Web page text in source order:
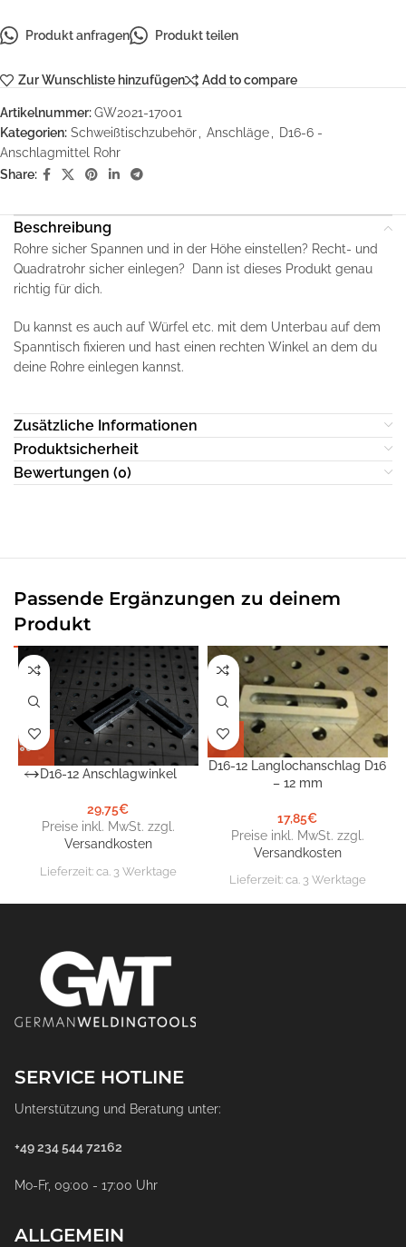
Produkt anfragen Produkt teilen
Zur Wunschliste hinzufügen Add to compare
Artikelnummer:GW2021-17001
Kategorien: Schweißtischzubehör Anschläge
D16-6 -
Anschlagmittel Rohr
Share:
Beschreibung
Rohre sicher Spannen und in der Höhe einstellen? Recht- und
Quadratrohr sicher einlegen? Dann ist dieses Produkt genau
richtig für dich.
Du kannst es auch auf Würfel etc. mit dem Unterbau auf dem
Spanntisch fixieren und hast einen rechten Winkel an dem du
deine Rohre einlegen kannst.
Zusätzliche Informationen
Produktsicherheit
Bewertungen (0)
Passende Ergänzungen zu deinem
Produkt
D16-12 Anschlagwinkel
29,75€
Preise inkl. MwSt. zzgl.
Versandkosten
Lieferzeit: ca. 3 Werktage
D16-12 Langlochanschlag D16
– 12 mm
17,85€
Preise inkl. MwSt. zzgl.
Versandkosten
Lieferzeit: ca. 3 Werktage
SERVICE HOTLINE
Unterstützung und Beratung unter:
+49 234 544 72162
Mo-Fr, 09:00 - 17:00 Uhr
ALLGEMEIN